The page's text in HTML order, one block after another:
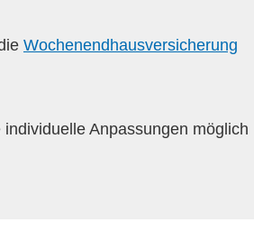
Wochenendhausversicherung
individuelle Anpassungen möglich